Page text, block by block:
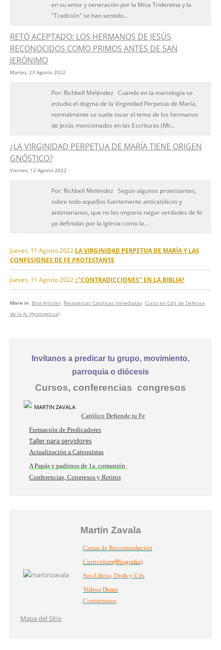
en su amor y veneración por la Misa Tridentina y la
"Tradición" se han sentido...
RETO ACEPTADO: LOS HERMANOS DE JESÚS
RECONOCIDOS COMO PRIMOS ANTES DE SAN
JERÓNIMO
Martes, 23 Agosto 2022
Por: Richbell Meléndez Cuando en la mariología se
estudia el dogma de la Virginidad Perpetua de María,
normalmente se suele tocar el tema de los hermanos
de Jesús mencionados en las Escrituras (Mt...
¿LA VIRGINIDAD PERPETUA DE MARÍA TIENE ORIGEN
GNÓSTICO?
Viernes, 12 Agosto 2022
Por: Richbell Meléndez Según algunos protestantes,
sobre todo aquellos fuertemente anticatólicos y
antimarianos, que no les importa negar verdades de fe
ya definidas por la Iglesia como la...
Jueves, 11 Agosto 2022 LA VIRGINIDAD PERPETUA DE MARÍA Y LAS
CONFESIONES DE FE PROTESTANTE
Jueves, 11 Agosto 2022 ¿"CONTRADICCIONES" EN LA BIBLIA?
More in Blog Articles Respuestas Catolicas Inmediatas Curso en Cd's de Defensa
de la fe (Apologetica)
Invítanos a predicar tu grupo, movimiento,
parroquia o diócesis
Cursos, conferencias congresos
Católico Defiende tu Fe
Formación de Predicadores
Taller para servidores
Actualización a Catequistas
A Papás y padrinos de 1a. comunión
Conferencias, Congresos y Retiros
Martín Zavala
Cartas de Recomendación
Curriculum(Biografía)
Sus Libros, Dvds y Cds
Videos Demo
Contáctanos
Mapa del Sitio